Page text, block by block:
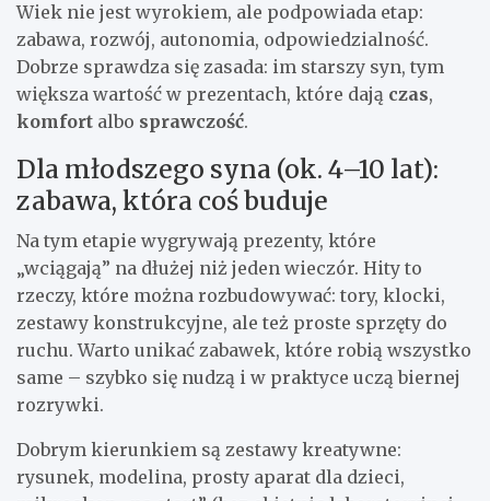
Wiek nie jest wyrokiem, ale podpowiada etap:
zabawa, rozwój, autonomia, odpowiedzialność.
Dobrze sprawdza się zasada: im starszy syn, tym
większa wartość w prezentach, które dają czas,
komfort albo sprawczość.
Dla młodszego syna (ok. 4–10 lat):
zabawa, która coś buduje
Na tym etapie wygrywają prezenty, które
„wciągają” na dłużej niż jeden wieczór. Hity to
rzeczy, które można rozbudowywać: tory, klocki,
zestawy konstrukcyjne, ale też proste sprzęty do
ruchu. Warto unikać zabawek, które robią wszystko
same – szybko się nudzą i w praktyce uczą biernej
rozrywki.
Dobrym kierunkiem są zestawy kreatywne:
rysunek, modelina, prosty aparat dla dzieci,